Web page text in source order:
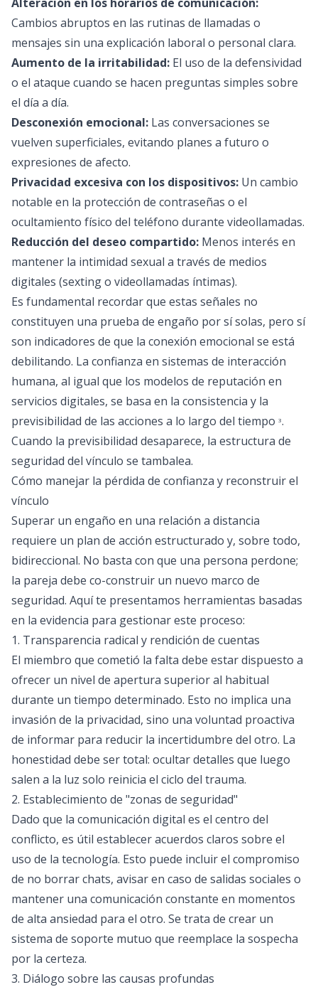
Cambios abruptos en las rutinas de llamadas o
mensajes sin una explicación laboral o personal clara.
Aumento de la irritabilidad: El uso de la defensividad
o el ataque cuando se hacen preguntas simples sobre
el día a día.
Desconexión emocional: Las conversaciones se
vuelven superficiales, evitando planes a futuro o
expresiones de afecto.
Privacidad excesiva con los dispositivos: Un cambio
notable en la protección de contraseñas o el
ocultamiento físico del teléfono durante videollamadas.
Reducción del deseo compartido: Menos interés en
mantener la intimidad sexual a través de medios
digitales (sexting o videollamadas íntimas).
Es fundamental recordar que estas señales no
constituyen una prueba de engaño por sí solas, pero sí
son indicadores de que la conexión emocional se está
debilitando. La confianza en sistemas de interacción
humana, al igual que los modelos de reputación en
servicios digitales, se basa en la consistencia y la
previsibilidad de las acciones a lo largo del tiempo 3.
Cuando la previsibilidad desaparece, la estructura de
seguridad del vínculo se tambalea.
Cómo manejar la pérdida de confianza y reconstruir el
vínculo
Superar un engaño en una relación a distancia
requiere un plan de acción estructurado y, sobre todo,
bidireccional. No basta con que una persona perdone;
la pareja debe co-construir un nuevo marco de
seguridad. Aquí te presentamos herramientas basadas
en la evidencia para gestionar este proceso:
1. Transparencia radical y rendición de cuentas
El miembro que cometió la falta debe estar dispuesto a
ofrecer un nivel de apertura superior al habitual
durante un tiempo determinado. Esto no implica una
invasión de la privacidad, sino una voluntad proactiva
de informar para reducir la incertidumbre del otro. La
honestidad debe ser total: ocultar detalles que luego
salen a la luz solo reinicia el ciclo del trauma.
2. Establecimiento de "zonas de seguridad"
Dado que la comunicación digital es el centro del
conflicto, es útil establecer acuerdos claros sobre el
uso de la tecnología. Esto puede incluir el compromiso
de no borrar chats, avisar en caso de salidas sociales o
mantener una comunicación constante en momentos
de alta ansiedad para el otro. Se trata de crear un
sistema de soporte mutuo que reemplace la sospecha
por la certeza.
3. Diálogo sobre las causas profundas